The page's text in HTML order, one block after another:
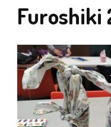
Furoshiki